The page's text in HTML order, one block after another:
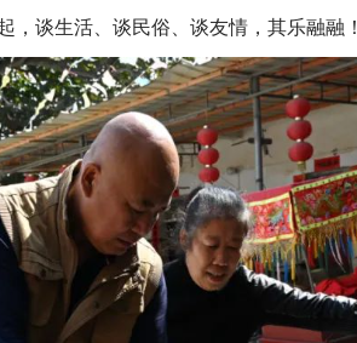
谈生活、谈民俗、谈友情，其乐融融！